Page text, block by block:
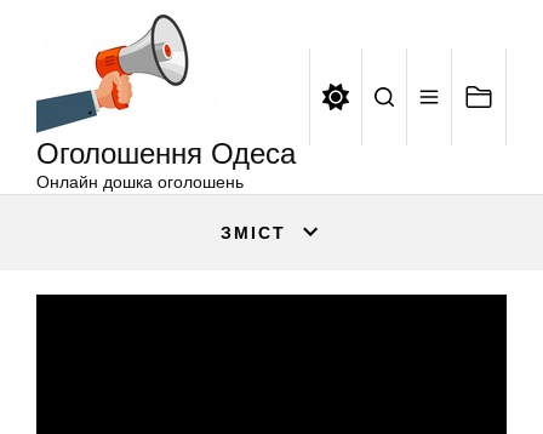
Оголошення Одеса
Онлайн дошка оголошень
ЗМІСТ